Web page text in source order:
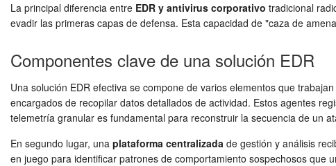
La principal diferencia entre EDR y antivirus corporativo tradicional
evadir las primeras capas de defensa. Esta capacidad de "caza de
Componentes clave de una solución EDR
Una solución EDR efectiva se compone de varios elementos que
encargados de recopilar datos detallados de actividad. Estos agentes
telemetría granular es fundamental para reconstruir la secuencia de un
En segundo lugar, una plataforma centralizada de gestión y análisis
en juego para identificar patrones de comportamiento sospechosos